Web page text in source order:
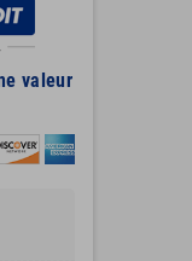
valeur